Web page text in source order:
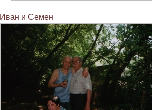
Иван и Семен